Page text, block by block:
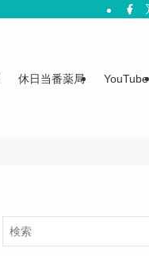
休日当番薬局 YouTube